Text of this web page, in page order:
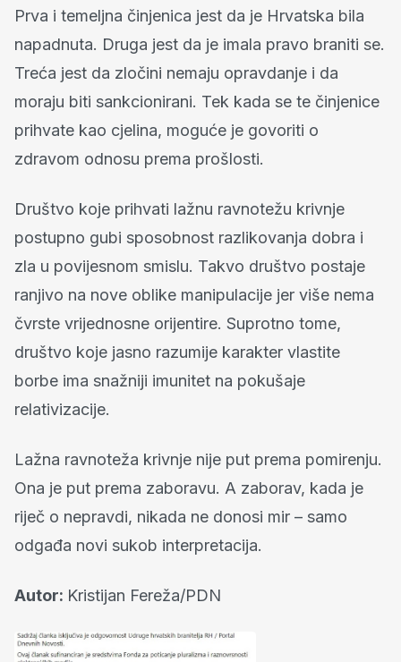
Prva i temeljna činjenica jest da je Hrvatska bila
napadnuta. Druga jest da je imala pravo braniti se.
Treća jest da zločini nemaju opravdanje i da
moraju biti sankcionirani. Tek kada se te činjenice
prihvate kao cjelina, moguće je govoriti o
zdravom odnosu prema prošlosti.
Društvo koje prihvati lažnu ravnotežu krivnje
postupno gubi sposobnost razlikovanja dobra i
zla u povijesnom smislu. Takvo društvo postaje
ranjivo na nove oblike manipulacije jer više nema
čvrste vrijednosne orijentire. Suprotno tome,
društvo koje jasno razumije karakter vlastite
borbe ima snažniji imunitet na pokušaje
relativizacije.
Lažna ravnoteža krivnje nije put prema pomirenju.
Ona je put prema zaboravu. A zaborav, kada je
riječ o nepravdi, nikada ne donosi mir – samo
odgađa novi sukob interpretacija.
Autor: Kristijan Fereža/PDN